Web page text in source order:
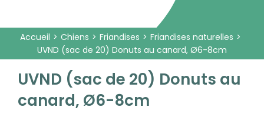
Accueil Chiens Friandises
Friandises naturelles
UVND (sac de 20) Donuts au canard, Ø6-8cm
UVND (sac de 20) Donuts au
canard, Ø6-8cm